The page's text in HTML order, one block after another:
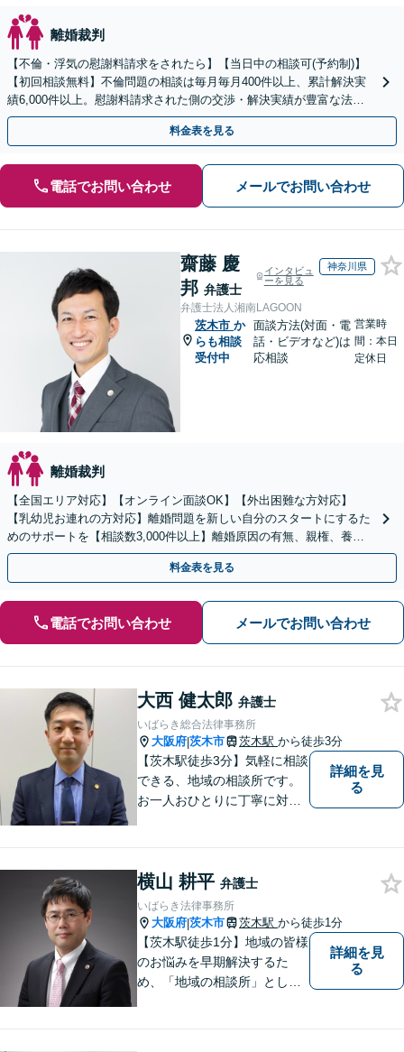
離婚裁判
【不倫・浮気の慰謝料請求をされたら】【当日中の相談可(予約制)】
【初回相談無料】不倫問題の相談は毎月毎月400件以上、累計解決実
績6,000件以上。慰謝料請求された側の交渉・解決実績が豊富な法律
事務所です。
料金表を見る
電話でお問い合わせ メールでお問い合わせ
齋藤 慶
邦 弁護士
インタビュ
ーを見る
神奈川県
弁護士法人湘南LAGOON
茨木市 か
らも相談
受付中
面談方法(対面・電
話・ビデオなど)は
応相談
営業時
間：本日
定休日
離婚裁判
【全国エリア対応】【オンライン面談OK】【外出困難な方対応】
【乳幼児お連れの方対応】離婚問題を新しい自分のスタートにするた
めのサポートを【相談数3,000件以上】離婚原因の有無、親権、養育
費、財産分与、慰謝料請求【夜間・休日相談可】
料金表を見る
電話でお問い合わせ メールでお問い合わせ
大西 健太郎 弁護士
いばらき総合法律事務所
大阪府|茨木市 茨木駅 から徒歩3分
【茨木駅徒歩3分】気軽に相談
できる、地域の相談所です。
お一人おひとりに丁寧に対応
お困りごとがあれば、すぐに
ご相談を！
詳細を見
る
横山 耕平 弁護士
いばらき法律事務所
大阪府|茨木市 茨木駅 から徒歩1分
【茨木駅徒歩1分】地域の皆様
のお悩みを早期解決するた
め、「地域の相談所」として
詳細を見
る